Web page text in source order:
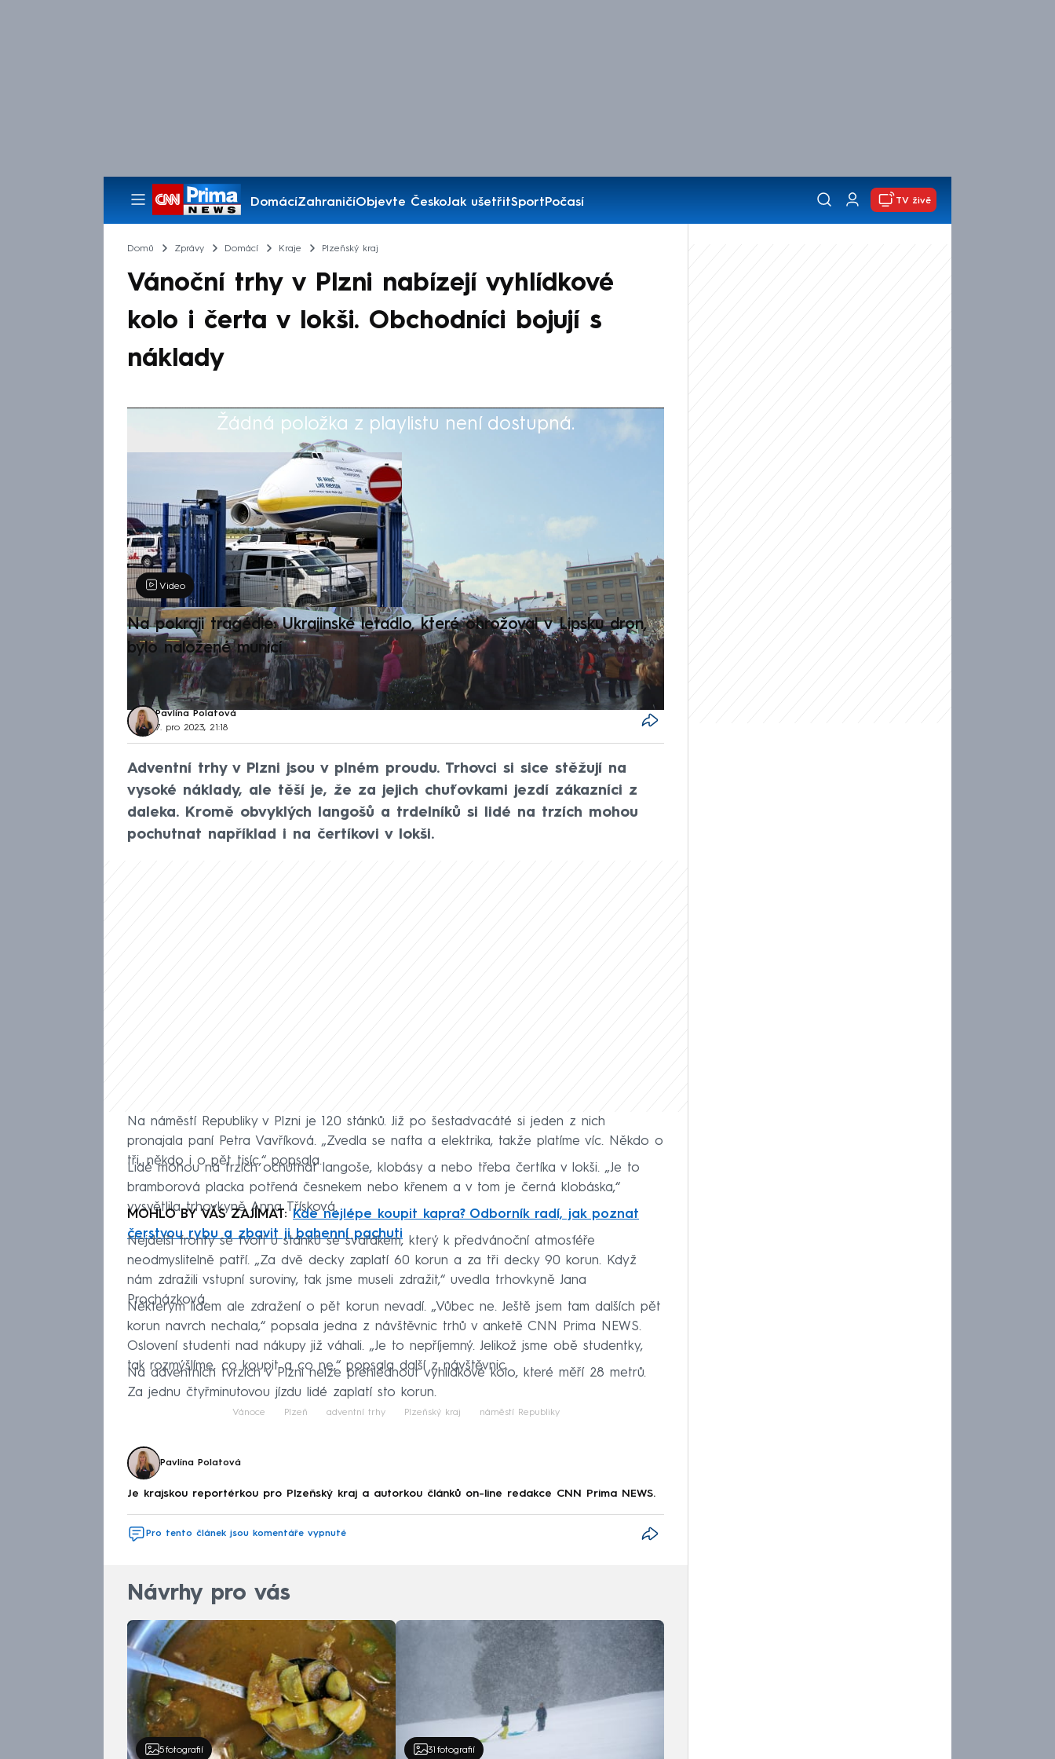
DomácíZahraničíObjevte ČeskoJak ušetřitSportPočasí
Pořady
TV živě
Domů Zprávy Domácí Kraje Plzeňský kraj
Vánoční trhy v Plzni nabízejí vyhlídkové
kolo i čerta v lokši. Obchodníci bojují s
náklady
Žádná položka z playlistu není dostupná.
Výběr redakce
Video
Na pokraji tragédie: Ukrajinské letadlo, které ohrožoval v Lipsku dron,
bylo naložené municí
Pavlína Polatová
7. pro 2023, 21:18
Adventní trhy v Plzni jsou v plném proudu. Trhovci si sice stěžují na
vysoké náklady, ale těší je, že za jejich chuťovkami jezdí zákazníci z
daleka. Kromě obvyklých langošů a trdelníků si lidé na trzích mohou
pochutnat například i na čertíkovi v lokši.
Na náměstí Republiky v Plzni je 120 stánků. Již po šestadvacáté si jeden z nich
pronajala paní Petra Vavříková. „Zvedla se nafta a elektrika, takže platíme víc. Někdo o
tři, někdo i o pět tisíc,“ popsala.
Lidé mohou na trzích ochutnat langoše, klobásy a nebo třeba čertíka v lokši. „Je to
bramborová placka potřená česnekem nebo křenem a v tom je černá klobáska,“
vysvětlila trhovkyně Anna Třísková.
MOHLO BY VÁS ZAJÍMAT: Kde nejlépe koupit kapra? Odborník radí, jak poznat
čerstvou rybu a zbavit ji bahenní pachuti
Nejdelší fronty se tvoří u stánků se svařákem, který k předvánoční atmosféře
neodmyslitelně patří. „Za dvě decky zaplatí 60 korun a za tři decky 90 korun. Když
nám zdražili vstupní suroviny, tak jsme museli zdražit,“ uvedla trhovkyně Jana
Procházková.
Některým lidem ale zdražení o pět korun nevadí. „Vůbec ne. Ještě jsem tam dalších pět
korun navrch nechala,“ popsala jedna z návštěvnic trhů v anketě CNN Prima NEWS.
Oslovení studenti nad nákupy již váhali. „Je to nepříjemný. Jelikož jsme obě studentky,
tak rozmýšlíme, co koupit a co ne,“ popsala další z návštěvnic.
Na adventních tvrzích v Plzni nelze přehlédnout vyhlídkové kolo, které měří 28 metrů.
Za jednu čtyřminutovou jízdu lidé zaplatí sto korun.
Vánoce Plzeň adventní trhy Plzeňský kraj náměstí Republiky
Pavlína Polatová
Je krajskou reportérkou pro Plzeňský kraj a autorkou článků on-line redakce CNN Prima NEWS.
Pro tento článek jsou komentáře vypnuté
Návrhy pro vás
5 fotografií 31 fotografií